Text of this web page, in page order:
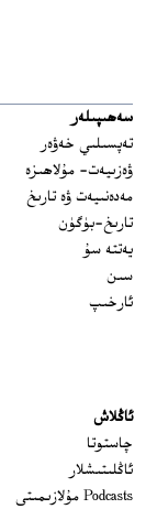
سەھىپىلەر
تەپسىلىي خەۋەر
ۋەزىيەت- مۇلاھىزە
مەدەنىيەت ۋە تارىخ
تارىخ-بۈگۈن
يەتتە سۇ
سىن
ئارخىپ
ئاڭلاش
چاستوتا
ئاڭلىتىشلار
Podcasts مۇلازىمىتى